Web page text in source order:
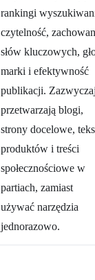
rankingi
czytelność,
słów kluczowych,
marki i efektywność
publikacji.
przetwarzają blogi,
strony docelowe,
produktów i treści
społecznościowe w
partiach, zamiast
używać narzędzia
jednorazowo.